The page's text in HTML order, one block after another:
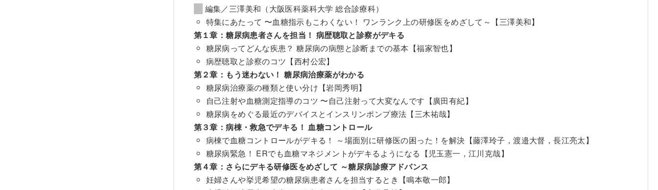
編集／三澤美和（大阪医科薬科大学 総合診療科）
特集にあたって 〜血糖指示もこわくない！ ワンランク上の研修医をめざして～【三澤美和】
第１章：糖尿病患者さんを担当！ 病歴聴取と診察がデキる
糖尿病ってどんな疾患？ 糖尿病の病態と診断までの基本【福家智也】
病歴聴取と診察のコツ【西村公宏】
第２章：もう迷わない！ 糖尿病治療薬がわかる
糖尿病治療薬の種類と使い分け【岩岡秀明】
自己注射や血糖測定指導のコツ 〜自己注射って大変なんです【廣田有紀】
糖尿病をめぐる最近のデバイスとインスリンポンプ療法【三木祐哉】
第３章：病棟・救急でデキる！ 血糖コントロール
病棟で血糖コントロールがデキる！ ～場面別に研修医の困った！を解決【藤澤玲子，渡邉大督，長江亮太】
糖尿病緊急！ ERでも血糖マネジメントがデキるようになる【児玉憲一，江川克哉】
第４章：さらにデキる研修医をめざして ～糖尿病診療アドバンス
妊婦さんや挙児希望の糖尿病患者さんを担当するとき【鳴本敬一郎】